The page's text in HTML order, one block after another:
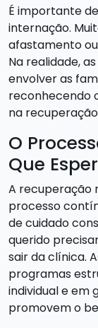
É importante
internação.
afastamento
Na realidade,
envolver as
reconhecendo
na
O
Que
A recuperação
processo
de cuidado
querido
sair da clínica.
programas
individual e em
promovem o